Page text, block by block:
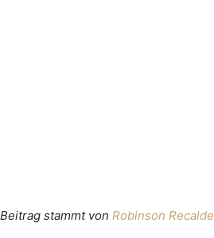
stammt von Robinson Recalde